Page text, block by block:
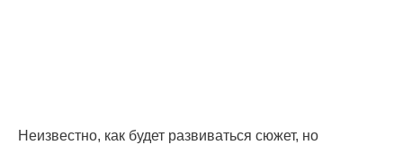
Неизвестно, как будет развиваться сюжет, но